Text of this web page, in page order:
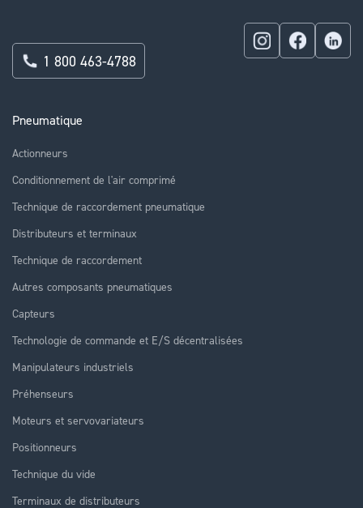
Pneumatique
Actionneurs
Conditionnement de l'air comprimé
Technique de raccordement pneumatique
Distributeurs et terminaux
Technique de raccordement
Autres composants pneumatiques
Capteurs
Technologie de commande et E/S décentralisées
Manipulateurs industriels
Préhenseurs
Moteurs et servovariateurs
Positionneurs
Technique du vide
Terminaux de distributeurs
1 800 463-4788